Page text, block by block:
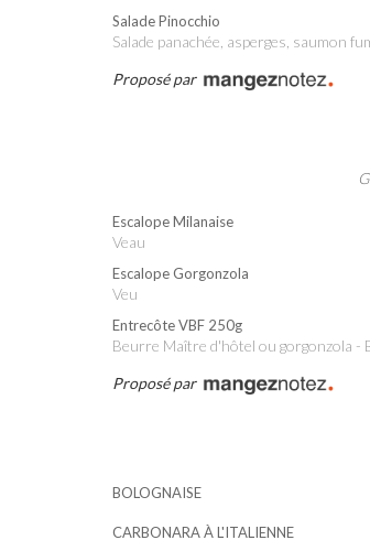
Salade Pinocchio
Salade panachée, asperges, saumon
Proposé par
Escalope Milanaise
Veau
Escalope Gorgonzola
Veu
Entrecôte VBF 250g
Beurre Maître d'hôtel ou gorgonzola -
Proposé par
BOLOGNAISE
CARBONARA À L'ITALIENNE